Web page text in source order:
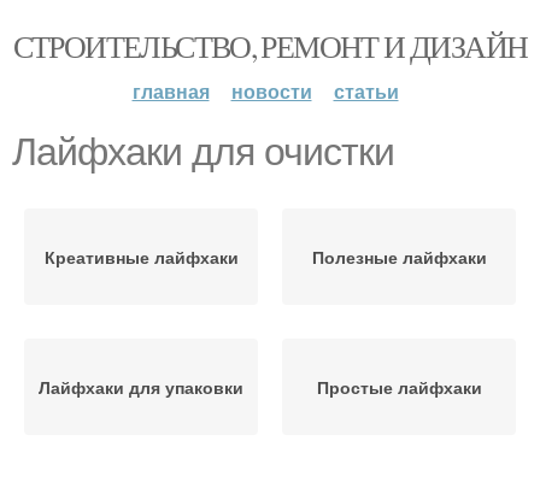
СТРОИТЕЛЬСТВО, РЕМОНТ И ДИЗАЙН
главная новости статьи
Лайфхаки для очистки
Креативные лайфхаки Полезные лайфхаки
Лайфхаки для упаковки Простые лайфхаки